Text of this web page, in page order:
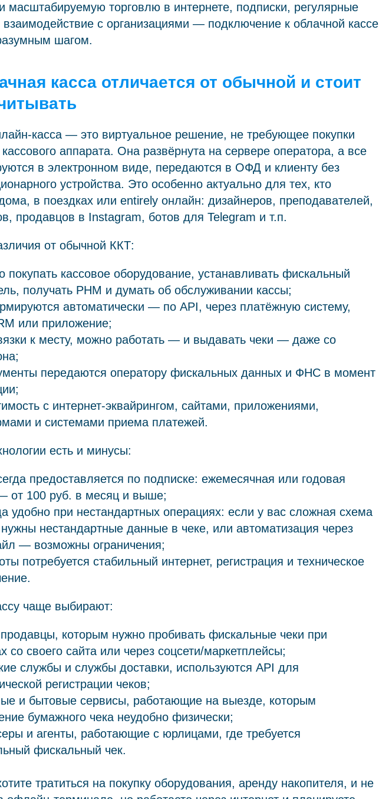
масштабируемую торговлю в интернете, подписки, регулярные
с организациями — подключение к облачной кассе
шагом.
касса отличается от обычной и стоит
касса — это виртуальное решение, не требующее покупки
аппарата. Она развёрнута на сервере оператора, а все
в электронном виде, передаются в ОФД и клиенту без
устройства. Это особенно актуально для тех, кто
в поездках или entirely онлайн: дизайнеров, преподавателей,
продавцов в Instagram, ботов для Telegram и т.п.
от обычной ККТ:
покупать кассовое оборудование, устанавливать фискальный
получать РНМ и думать об обслуживании кассы;
автоматически — по API, через платёжную систему,
или приложение;
к месту, можно работать — и выдавать чеки — даже со
передаются оператору фискальных данных и ФНС в момент
с интернет-эквайрингом, сайтами, приложениями,
и системами приема платежей.
есть и минусы:
предоставляется по подписке: ежемесячная или годовая
от 100 руб. в месяц и выше;
удобно при нестандартных операциях: если у вас сложная схема
нестандартные данные в чеке, или автоматизация через
— возможны ограничения;
потребуется стабильный интернет, регистрация и техническое
чаще выбирают:
которым нужно пробивать фискальные чеки при
со своего сайта или через соцсети/маркетплейсы;
службы и службы доставки, используются API для
регистрации чеков;
и бытовые сервисы, работающие на выезде, которым
бумажного чека неудобно физически;
и агенты, работающие с юрлицами, где требуется
фискальный чек.
тратиться на покупку оборудования, аренду накопителя, и не